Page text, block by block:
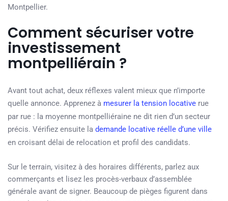
Montpellier.
Comment sécuriser votre
investissement
montpelliérain ?
Avant tout achat, deux réflexes valent mieux que n’importe
quelle annonce. Apprenez à mesurer la tension locative rue
par rue : la moyenne montpelliéraine ne dit rien d’un secteur
précis. Vérifiez ensuite la demande locative réelle d’une ville
en croisant délai de relocation et profil des candidats.
Sur le terrain, visitez à des horaires différents, parlez aux
commerçants et lisez les procès-verbaux d’assemblée
générale avant de signer. Beaucoup de pièges figurent dans